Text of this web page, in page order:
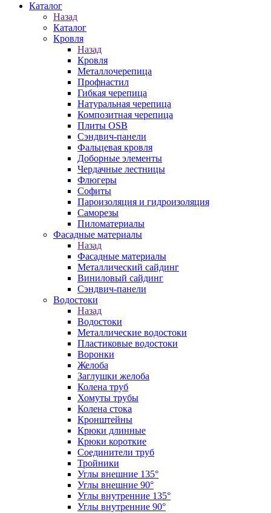
Каталог
Назад
Каталог
Кровля
Назад
Кровля
Металлочерепица
Профнастил
Гибкая черепица
Натуральная черепица
Композитная черепица
Плиты OSB
Сэндвич-панели
Фальцевая кровля
Доборные элементы
Чердачные лестницы
Флюгеры
Софиты
Пароизоляция и гидроизоляция
Саморезы
Пиломатериалы
Фасадные материалы
Назад
Фасадные материалы
Металлический сайдинг
Виниловый сайдинг
Сэндвич-панели
Водостоки
Назад
Водостоки
Металлические водостоки
Пластиковые водостоки
Воронки
Желоба
Заглушки желоба
Колена труб
Хомуты трубы
Колена стока
Кронштейны
Крюки длинные
Крюки короткие
Соединители труб
Тройники
Углы внешние 135°
Углы внешние 90°
Углы внутренние 135°
Углы внутренние 90°